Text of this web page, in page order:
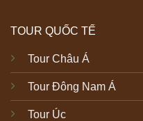
TOUR QUỐC TẾ
Tour Châu Á
Tour Đông Nam Á
Tour Úc